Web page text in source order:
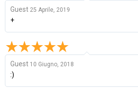
Guest 25 Aprile, 2019
+
Guest 10 Giugno, 2018
:)